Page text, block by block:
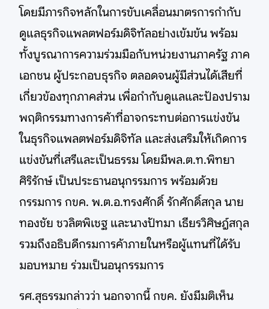
โดยมีภารกิจหลักในการขับเคลื่อนมาตรการกำกับ
ดูแลธุรกิจแพลตฟอร์มดิจิทัลอย่างเข้มข้น พร้อม
ทั้งบูรณาการความร่วมมือกับหน่วยงานภาครัฐ ภาค
เอกชน ผู้ประกอบธุรกิจ ตลอดจนผู้มีส่วนได้เสียที่
เกี่ยวข้องทุกภาคส่วน เพื่อกำกับดูแลและป้องปราม
พฤติกรรมทางการค้าที่อาจกระทบต่อการแข่งขัน
ในธุรกิจแพลตฟอร์มดิจิทัล และส่งเสริมให้เกิดการ
แข่งขันที่เสรีและเป็นธรรม โดยมีพล.ต.ท.พิทยา
ศิริรักษ์ เป็นประธานอนุกรรมการ พร้อมด้วย
กรรมการ กขค. พ.ต.อ.ทรงศักดิ์ รักศักดิ์สกุล นาย
ทองชัย ชวลิตพิเชฐ และนางปัทมา เธียรวิศิษฎ์สกุล
รวมถึงอธิบดีกรมการค้าภายในหรือผู้แทนที่ได้รับ
มอบหมาย ร่วมเป็นอนุกรรมการ
รศ.สุธรรมกล่าวว่า นอกจากนี้ กขค. ยังมีมติเห็น